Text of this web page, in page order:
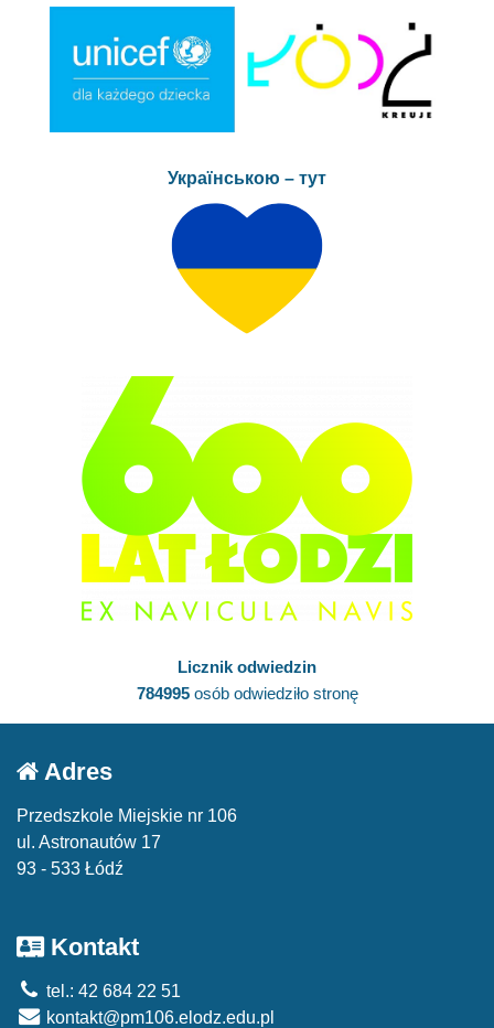
Українською – тут
Licznik odwiedzin
784995osób odwiedziło stronę
Adres
Przedszkole Miejskie nr 106
ul. Astronautów 17
93 - 533 Łódź
Kontakt
tel.: 42 684 22 51
kontakt@pm106.elodz.edu.pl